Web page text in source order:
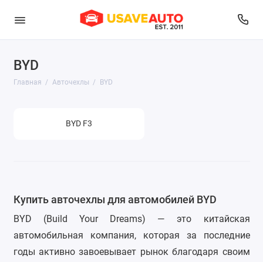
BYD
Главная Авточехлы BYD
Audi
Changan
Chery
Chevrolet
BYD F3
Купить авточехлы для автомобилей BYD
BYD (Build Your Dreams) — это китайская
автомобильная компания, которая за последние
годы активно завоевывает рынок благодаря своим